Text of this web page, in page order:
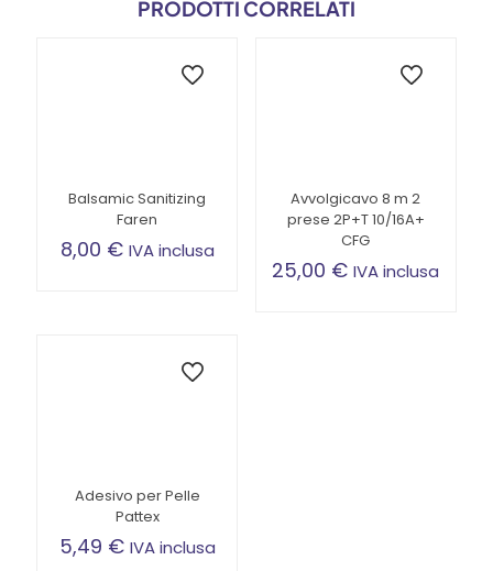
PRODOTTI CORRELATI
Balsamic Sanitizing
Faren
8,00 € IVA inclusa
Avvolgicavo 8 m 2
prese 2P+T 10/16A+
CFG
25,00 € IVA inclusa
Adesivo per Pelle
Pattex
5,49 € IVA inclusa